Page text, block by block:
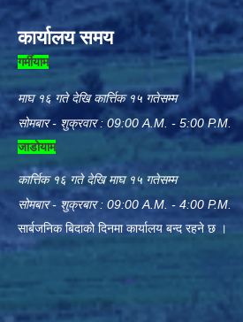
कार्यालय समय
गर्मीयाम
माघ १६ गते देखि कार्त्तिक १५ गतेसम्म
सोमबार - शुक्रवार : 09:00 A.M. - 5:00 P.M.
जाडोयाम
कार्त्तिक १६ गते देखि माघ १५ गतेसम्म
सोमबार - शुक्रबार : 09:00 A.M. - 4:00 P.M.
सार्बजनिक बिदाको दिनमा कार्यालय बन्द रहने छ ।